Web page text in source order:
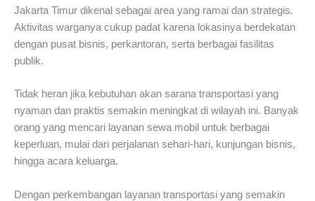
Jakarta Timur dikenal sebagai area yang ramai dan strategis.
Aktivitas warganya cukup padat karena lokasinya berdekatan
dengan pusat bisnis, perkantoran, serta berbagai fasilitas
publik.
Tidak heran jika kebutuhan akan sarana transportasi yang
nyaman dan praktis semakin meningkat di wilayah ini. Banyak
orang yang mencari layanan sewa mobil untuk berbagai
keperluan, mulai dari perjalanan sehari-hari, kunjungan bisnis,
hingga acara keluarga.
Dengan perkembangan layanan transportasi yang semakin